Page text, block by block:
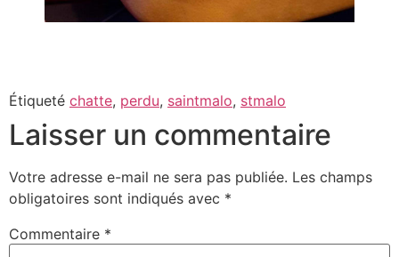
Étiqueté chatte, perdu, saintmalo, stmalo
Laisser un commentaire
Votre adresse e-mail ne sera pas publiée. Les champs
obligatoires sont indiqués avec *
Commentaire *